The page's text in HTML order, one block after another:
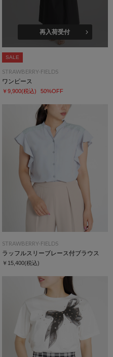
再入荷受付
SALE
STRAWBERRY-FIELDS
ワンピース
￥9,900(税込) 50%OFF
STRAWBERRY-FIELDS
ラッフルスリーブレース付ブラウス
￥15,400(税込)